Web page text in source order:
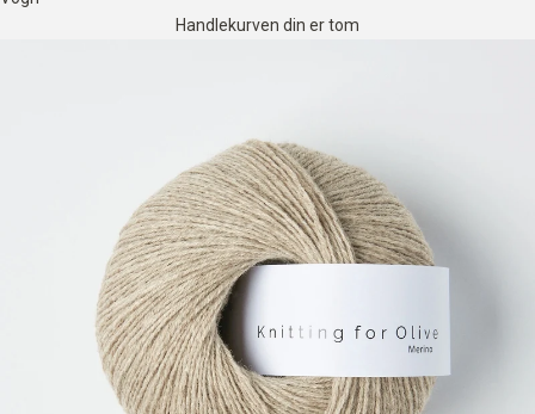
Handlekurven din er tom